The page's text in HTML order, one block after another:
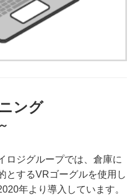
ング
ロジグループでは、倉庫に
とするVRゴーグルを使用し
年より導入しています。